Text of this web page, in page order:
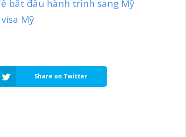
bắt đầu hành trình sang Mỹ
Mỹ
Share on Twitter